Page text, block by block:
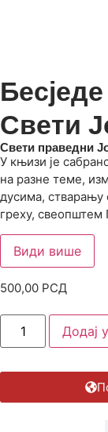
Свети
Свети праведни
У књизи је
на разне теме,
дусима, стварању
греху,
Види више
500,00 РСД
Додај